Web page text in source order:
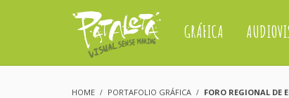
GRÁFICA
HOME PORTAFOLIO GRÁFICA FORO REGIONAL DE